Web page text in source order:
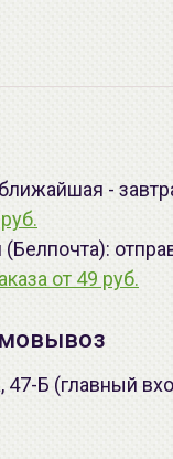
-
от 49 руб.
47-Б (главный